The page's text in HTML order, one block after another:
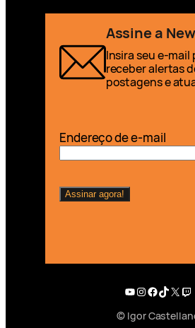
Assine a
Insira seu e-mail
receber alertas
postagens e
Endereço de e-mail
Youtube
Instagram
Facebook
TikTok
X
© Igor